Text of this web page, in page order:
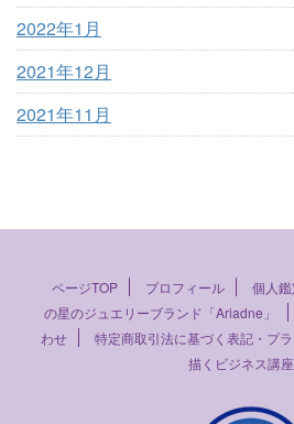
2022年1月
2021年12月
2021年11月
ページTOP プロフィール 個人鑑
の星のジュエリーブランド「Ariadne」
わせ
特定商取引法に基づく表記・プ
描くビジネス講座